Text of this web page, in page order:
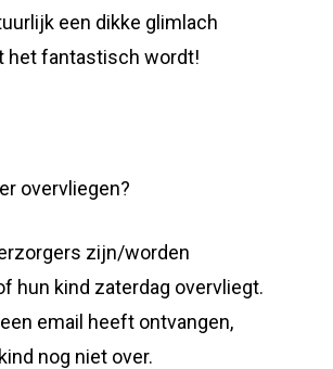
een dikke glimlach
het fantastisch wordt!
overvliegen?
zijn/worden
hun kind zaterdag overvliegt.
email heeft ontvangen,
nog niet over.